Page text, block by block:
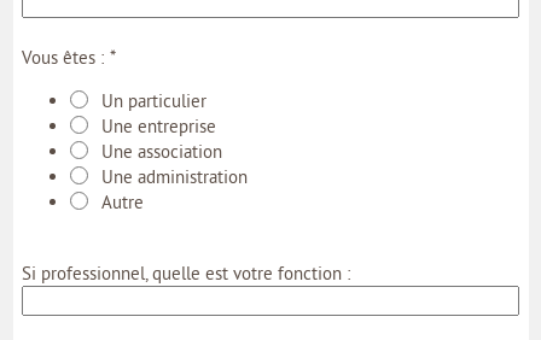
Vous êtes : *
Un particulier
Une entreprise
Une association
Une administration
Autre
Si professionnel, quelle est votre fonction :